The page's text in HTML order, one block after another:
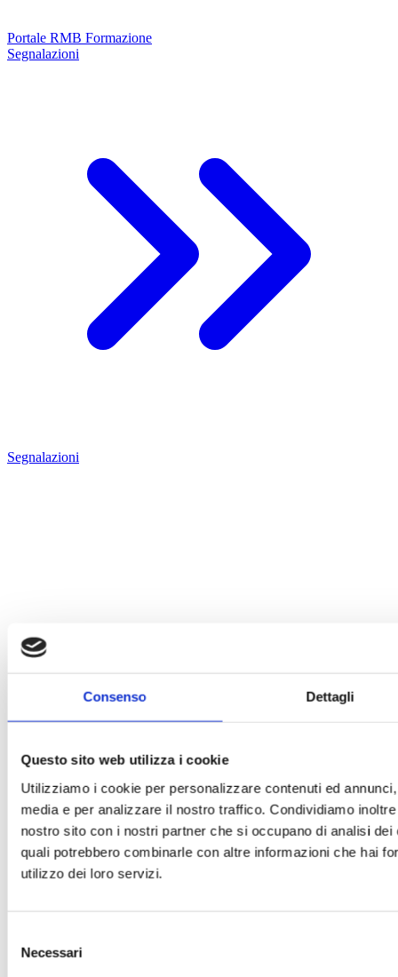
Consenso Dettagli
Questo sito web utilizza i cookie
Utilizziamo i cookie per personalizzare contenuti ed
media e per analizzare il nostro traffico. Condividiamo
nostro sito con i nostri partner che si occupano di analisi
quali potrebbero combinarle con altre informazioni che hai
utilizzo dei loro servizi.
delNecessari
Portale RMB Formazione
Segnalazioni
Segnalazioni